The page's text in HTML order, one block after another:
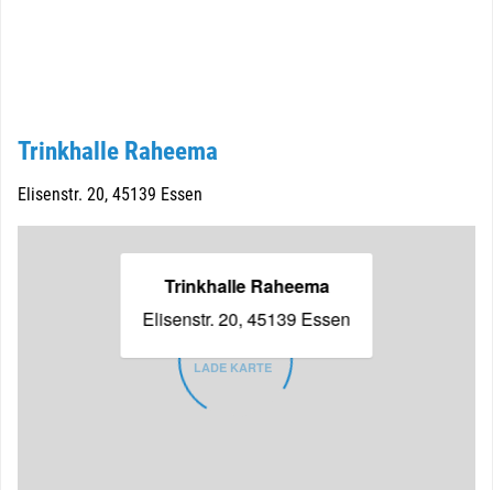
Trinkhalle Raheema
Elisenstr. 20, 45139 Essen
LADE KARTE
Trinkhalle Raheema
Elisenstr. 20, 45139 Essen